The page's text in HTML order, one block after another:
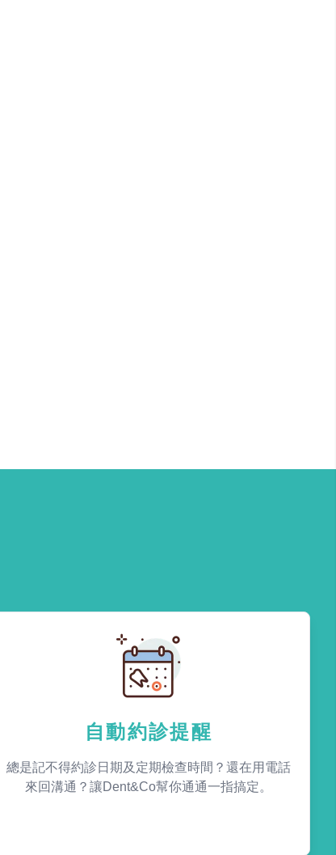
自動約診提醒
總是記不得約診日期及定期檢查時間？還在用電話
來回溝通？讓Dent&Co幫你通通一指搞定。